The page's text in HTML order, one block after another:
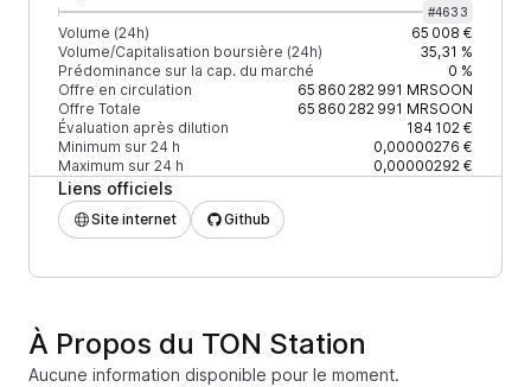
#4633
Volume (24h)
65 008 €
Volume/Capitalisation boursière (24h)
35,31 %
Prédominance sur la cap. du marché
0 %
Offre en circulation
65 860 282 991 MRSOON
Offre Totale
65 860 282 991 MRSOON
Évaluation après dilution
184 102 €
Minimum sur 24 h
0,00000276 €
Maximum sur 24 h
0,00000292 €
Liens officiels
Site internet Github
À Propos du TON Station
Aucune information disponible pour le moment.